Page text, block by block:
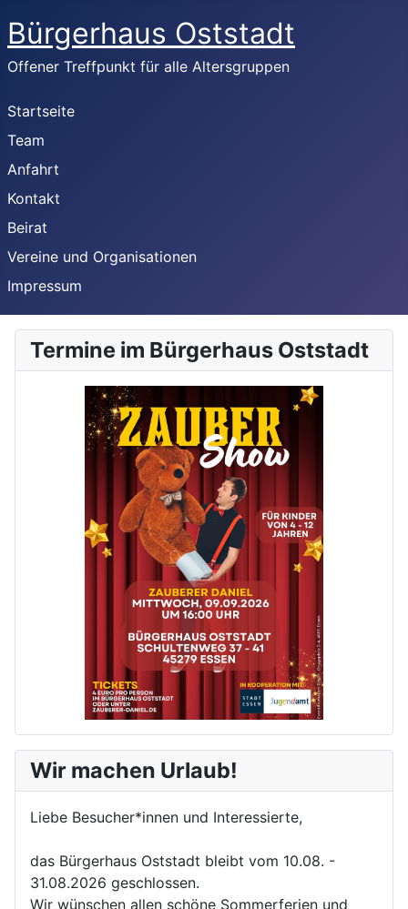
Bürgerhaus Oststadt
Offener Treffpunkt für alle Altersgruppen
Startseite
Team
Anfahrt
Kontakt
Beirat
Vereine und Organisationen
Impressum
Termine im Bürgerhaus Oststadt
Wir machen Urlaub!
Liebe Besucher*innen und Interessierte,
das Bürgerhaus Oststadt bleibt vom 10.08. -
31.08.2026 geschlossen.
Wir wünschen allen schöne Sommerferien und